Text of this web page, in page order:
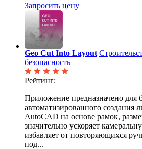
Запросить цену
Geo Cut Into Layout
безопасность
Рейтинг:
Приложение предназначено для
автоматизированного создания
AutoCAD на основе рамок,
значительно ускоряет
избавляет от повторяющихся
под...